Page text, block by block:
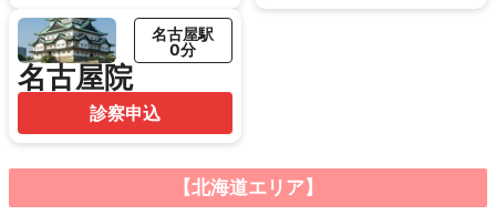
名古屋院
名古屋駅
0分
診察申込
【北海道エリア】